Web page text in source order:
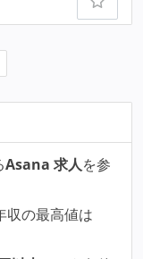
Asana 求人を参
収の最高値は